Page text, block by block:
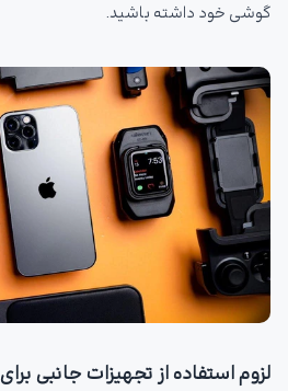
گوشی خود داشته باشید.
لزوم استفاده از تجهیزات جانبی